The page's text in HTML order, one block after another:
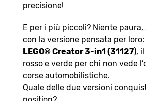
precisione!
E per i più piccoli? Niente
con la versione pensata per loro:
LEGO® Creator 3-in1 (31127),
rosso e verde per chi non vede
corse automobilistiche.
Quale delle due versioni